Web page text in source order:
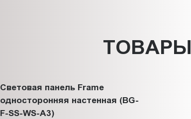
ТОВАРЫ
Световая панель Frame
односторонняя настенная (BG-
F-SS-WS-A3)